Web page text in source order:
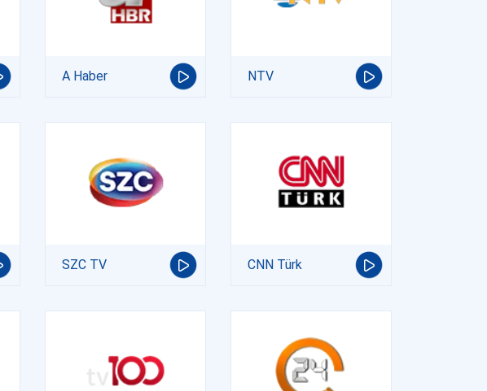
A Haber NTV
SZC TV CNN Türk